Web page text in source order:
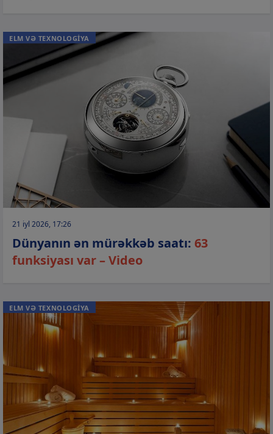
ELM VƏ TEXNOLOGİYA
21 iyl 2026, 17:26
Dünyanın ən mürəkkəb saatı: 63
funksiyası var – Video
ELM VƏ TEXNOLOGİYA